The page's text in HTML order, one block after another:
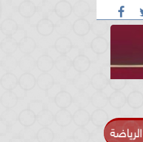
 العالمي ينزع سلاح حماس
الرياضة